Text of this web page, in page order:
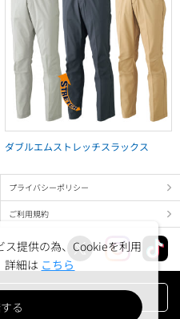
ダブルエムストレッチスラックス
プライバシーポリシー
ご利用規約
ス提供の為、Cookieを利用
詳細は こちら
る